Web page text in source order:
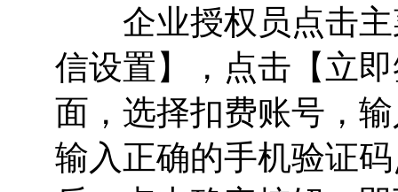
企业授权员点击主
信设置】，点击【立
面，选择扣费账号，
输入正确的手机验证